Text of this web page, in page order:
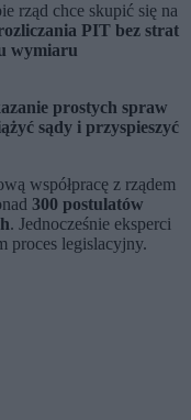
rząd chce skupić się na
PIT bez strat
wymiaru
prostych spraw
sądy i przyspieszyć
współpracę z rządem
300 postulatów
. Jednocześnie eksperci
proces legislacyjny.